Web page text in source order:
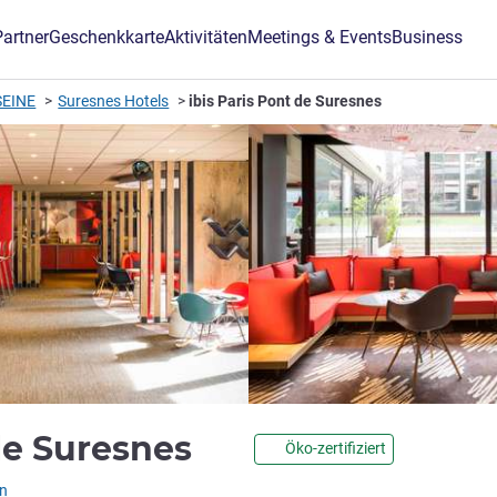
GeschenkkarteAktivitätenMeetings & EventsBusiness
Suresnes Hotels ibis Paris Pont de Suresnes
Suresnes 3 Sterne
Öko-zertifiziert